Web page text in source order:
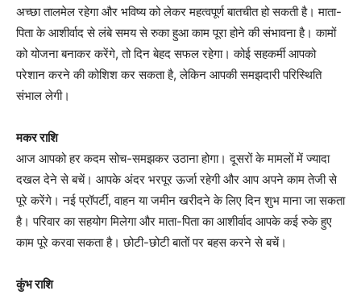
अच्छा तालमेल रहेगा और भविष्य को लेकर महत्वपूर्ण बातचीत हो सकती है। माता-
पिता के आशीर्वाद से लंबे समय से रुका हुआ काम पूरा होने की संभावना है। कामों
को योजना बनाकर करेंगे, तो दिन बेहद सफल रहेगा। कोई सहकर्मी आपको
परेशान करने की कोशिश कर सकता है, लेकिन आपकी समझदारी परिस्थिति
संभाल लेगी।
मकर राशि
आज आपको हर कदम सोच-समझकर उठाना होगा। दूसरों के मामलों में ज्यादा
दखल देने से बचें। आपके अंदर भरपूर ऊर्जा रहेगी और आप अपने काम तेजी से
पूरे करेंगे। नई प्रॉपर्टी, वाहन या जमीन खरीदने के लिए दिन शुभ माना जा सकता
है। परिवार का सहयोग मिलेगा और माता-पिता का आशीर्वाद आपके कई रुके हुए
काम पूरे करवा सकता है। छोटी-छोटी बातों पर बहस करने से बचें।
कुंभ राशि